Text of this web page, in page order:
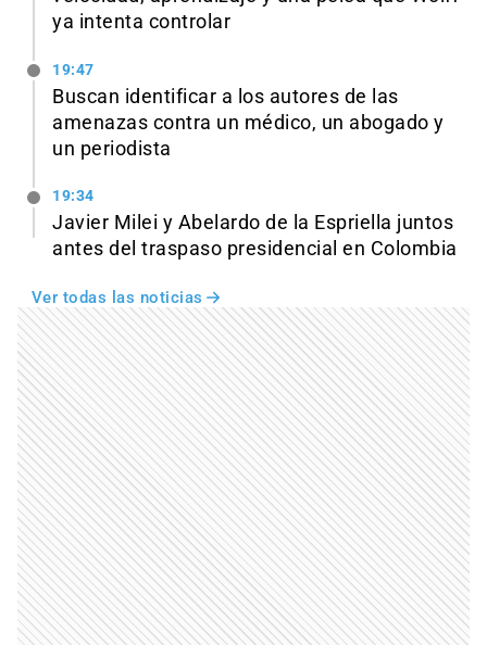
ya intenta controlar
19:47
Buscan identificar a los autores de las
amenazas contra un médico, un abogado y
un periodista
19:34
Javier Milei y Abelardo de la Espriella juntos
antes del traspaso presidencial en Colombia
Ver todas las noticias